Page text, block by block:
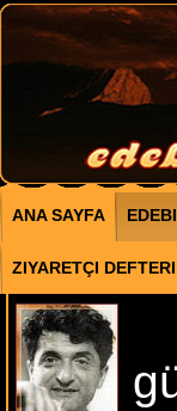
ANA SAYFA
ZIYARETÇI DEFTERI
BEDRİ RAHMİ